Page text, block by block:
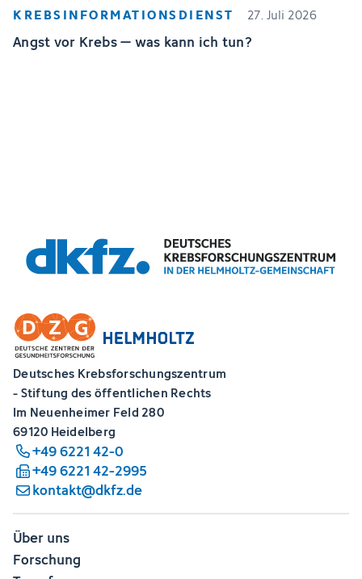
KREBSINFORMATIONSDIENST 27. Juli 2026
Angst vor Krebs – was kann ich tun?
Deutsches Krebsforschungszentrum
- Stiftung des öffentlichen Rechts
Im Neuenheimer Feld 280
69120 Heidelberg
+49 6221 42-0
+49 6221 42-2995
kontakt@dkfz.de
Über uns
Forschung